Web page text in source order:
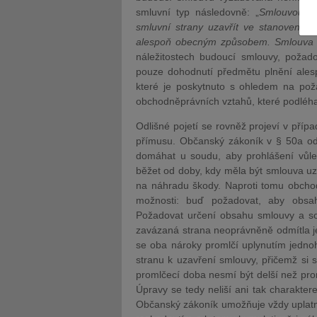
smluvní typ následovně: „ Smlouvou
smluvní strany uzavřít ve stanovené
alespoň obecným způsobem.
náležitostech budoucí smlouvy,
pouze dohodnutí předmětu plnění
které je poskytnuto s ohledem na
obchodněprávních vztahů, které
Odlišné pojetí se rovněž projeví v
přímusu. Občanský zákoník v § 50a
domáhat u soudu, aby prohlášení
běžet od doby, kdy měla být smlouva
na náhradu škody. Naproti tomu
možnosti: buď požadovat, aby
Požadovat určení obsahu smlouvy a
zavázaná strana neoprávněně odmítla
se oba nároky promlčí uplynutím
stranu k uzavření smlouvy, přičemž si
promlčecí doba nesmí být delší než
Úpravy se tedy neliší ani tak
Občanský zákoník umožňuje vždy
JUDr.